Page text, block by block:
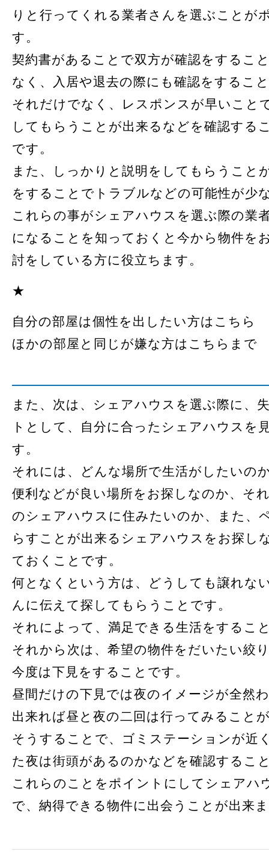
りと行ってくれる業者さんを選ぶことが
す。
契約書があることで双方が確認をするこ
なく、入居や退去の際にも確認をするこ
それだけでなく、レスポンスが早いこと
してもらうことが出来るなどを確認する
です。
また、しっかりと説明をしてもらうこと
をすることでトラブルなどの可能性が少
これらの事がシェアハウスを選ぶ際の業
になることを知っておくと今から物件を
討をしている方に役立ちます。
★
自分の部屋は個性を出したい方はこちら
ほかの部屋と同じが嫌な方はこちらまで
また、次は、シェアハウスを選ぶ際に、
トとして、自分に合ったシェアハウスを
す。
それには、どんな場所で生活がしたいの
便利などが良い場所をお探しなのか、そ
のシェアハウスに住みたいのか、また、
らすことが出来るシェアハウスをお探し
ておくことです。
何となくという方は、どうしても譲れな
んに伝えて探してもらうことです。
それによって、満足できる生活をするこ
それから次は、希望の物件をだいたい絞
今度は下見をすることです。
昼間だけの下見では夜のイメージが全然
出来れば昼と夜の二回は行ってみること
そうすることで、ゴミステーションが近
た夜は街頭があるのかなどを確認するこ
これらのことをポイントにしてシェアハ
で、納得できる物件に出会うことが出来